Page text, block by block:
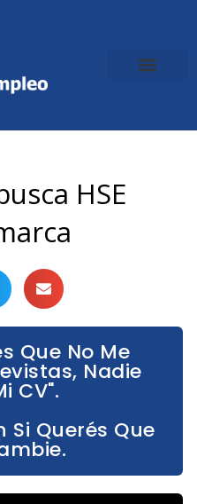
HSE
Que No Me
Nadie
CV".
Si Querés Que